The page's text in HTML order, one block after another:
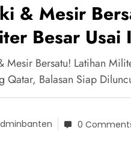
& Mesir
Besar Usai
Balasan
Mesir Bersatu! Latihan
Qatar, Balasan Siap
0